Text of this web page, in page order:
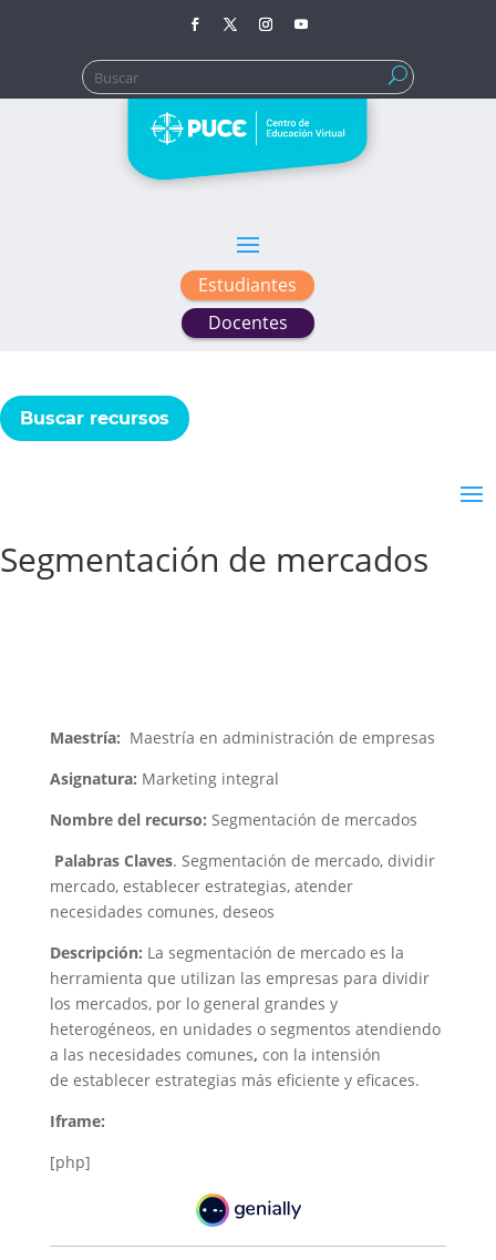
Buscar:
Estudiantes
Docentes
Buscar recursos
Segmentación de mercados
Maestría: Maestría en administración de empresas
Asignatura: Marketing integral
Nombre del recurso: Segmentación de mercados
Palabras Claves. Segmentación de mercado, dividir
mercado, establecer estrategias, atender
necesidades comunes, deseos
Descripción: La segmentación de mercado es la
herramienta que utilizan las empresas para dividir
los mercados, por lo general grandes y
heterogéneos, en unidades o segmentos atendiendo
a las necesidades comunes, con la intensión
de establecer estrategias más eficiente y eficaces.
Iframe:
[php]